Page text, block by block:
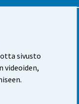
sivusto
videoiden,